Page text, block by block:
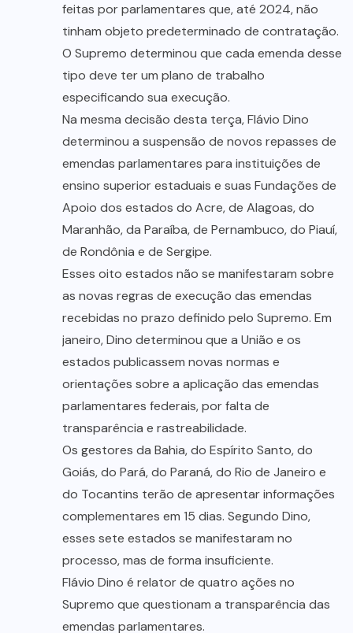
feitas por parlamentares que, até 2024, não
tinham objeto predeterminado de contratação.
O Supremo determinou que cada emenda desse
tipo deve ter um plano de trabalho
especificando sua execução.
Na mesma decisão desta terça, Flávio Dino
determinou a suspensão de novos repasses de
emendas parlamentares para instituições de
ensino superior estaduais e suas Fundações de
Apoio dos estados do Acre, de Alagoas, do
Maranhão, da Paraíba, de Pernambuco, do Piauí,
de Rondônia e de Sergipe.
Esses oito estados não se manifestaram sobre
as novas regras de execução das emendas
recebidas no prazo definido pelo Supremo. Em
janeiro, Dino determinou que a União e os
estados publicassem novas normas e
orientações sobre a aplicação das emendas
parlamentares federais, por falta de
transparência e rastreabilidade.
Os gestores da Bahia, do Espírito Santo, do
Goiás, do Pará, do Paraná, do Rio de Janeiro e
do Tocantins terão de apresentar informações
complementares em 15 dias. Segundo Dino,
esses sete estados se manifestaram no
processo, mas de forma insuficiente.
Flávio Dino é relator de quatro ações no
Supremo que questionam a transparência das
emendas parlamentares.